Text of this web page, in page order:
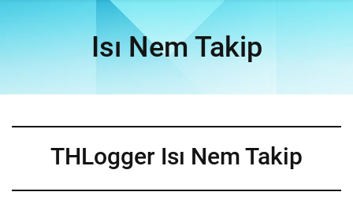
Isı Nem Takip
THLogger Isı Nem Takip